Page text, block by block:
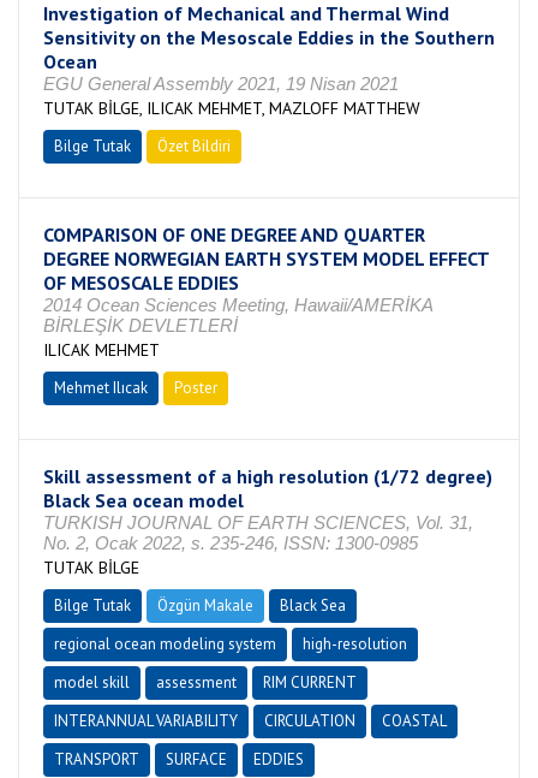
Investigation of Mechanical and Thermal Wind
Sensitivity on the Mesoscale Eddies in the Southern
Ocean
EGU General Assembly 2021, 19 Nisan 2021
TUTAK BİLGE, ILICAK MEHMET, MAZLOFF MATTHEW
Bilge Tutak Özet Bildiri
COMPARISON OF ONE DEGREE AND QUARTER
DEGREE NORWEGIAN EARTH SYSTEM MODEL EFFECT
OF MESOSCALE EDDIES
2014 Ocean Sciences Meeting, Hawaii/AMERİKA
BİRLEŞİK DEVLETLERİ
ILICAK MEHMET
Mehmet Ilıcak Poster
Skill assessment of a high resolution (1/72 degree)
Black Sea ocean model
TURKISH JOURNAL OF EARTH SCIENCES, Vol. 31,
No. 2, Ocak 2022, s. 235-246, ISSN: 1300-0985
TUTAK BİLGE
Bilge Tutak Özgün Makale
Black Sea
regional ocean modeling system
high-resolution
model skill
assessment
RIM CURRENT
INTERANNUAL VARIABILITY
CIRCULATION
COASTAL
TRANSPORT
SURFACE EDDIES